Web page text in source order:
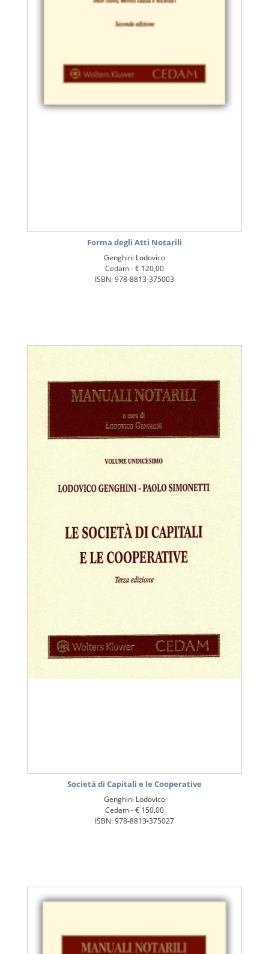
Forma degli Atti Notarili
Genghini Lodovico
Cedam -€ 120,00
ISBN: 978-8813-375003
Società di Capitali e le Cooperative
Genghini Lodovico
Cedam -€ 150,00
ISBN: 978-8813-375027